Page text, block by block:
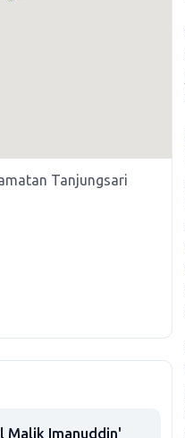
Tanjungsari
Malik Imanuddin'